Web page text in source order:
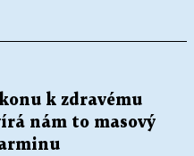
k zdravému
nám to masový